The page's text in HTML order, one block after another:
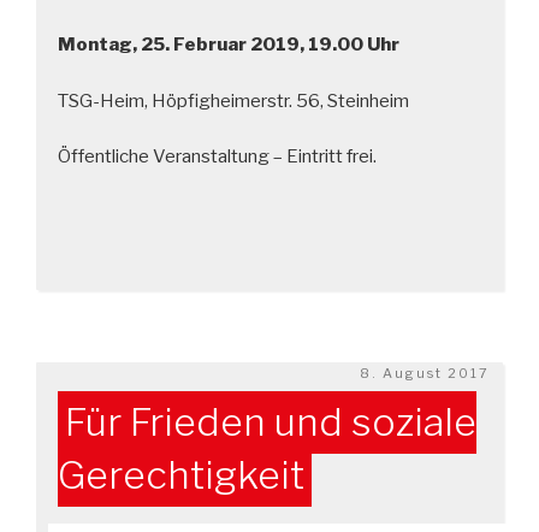
Montag, 25. Februar 2019, 19.00 Uhr
TSG-Heim, Höpfigheimerstr. 56, Steinheim
Öffentliche Veranstaltung – Eintritt frei.
Veröffentlicht
am
8. August 2017
Für Frieden und soziale
Gerechtigkeit